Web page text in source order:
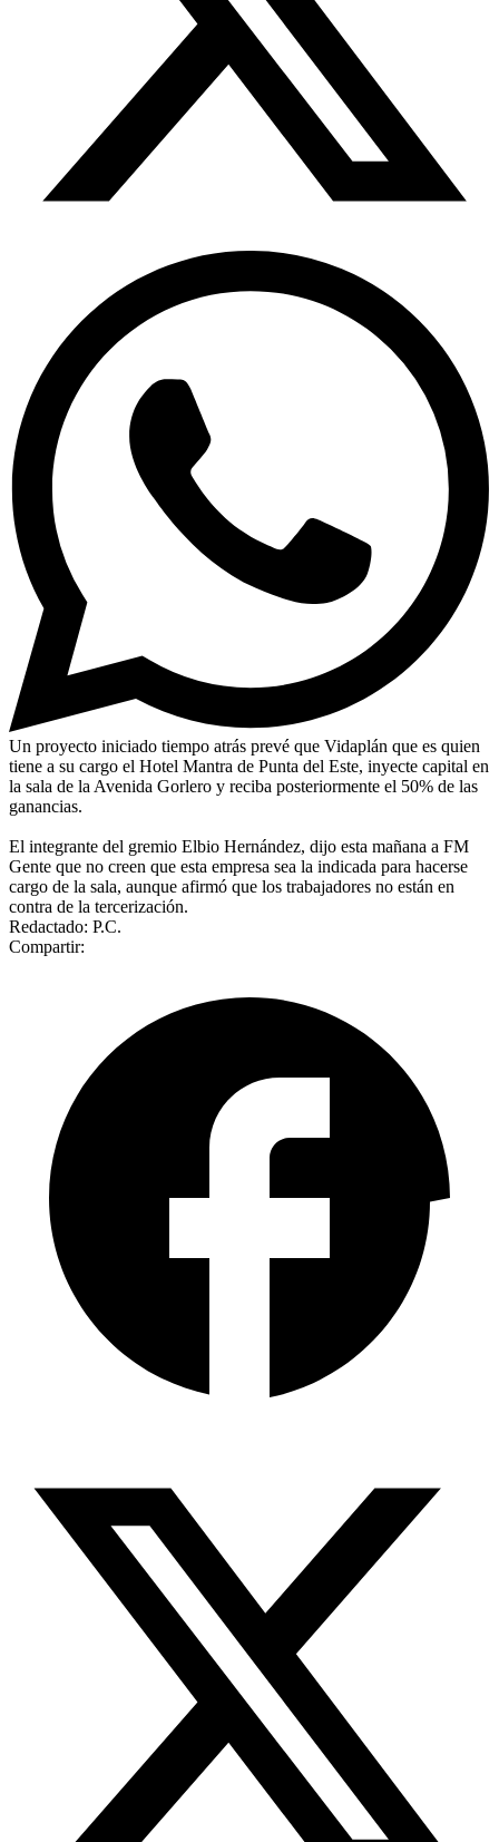
Un proyecto iniciado tiempo atrás prevé que Vidaplán que es quien
tiene a su cargo el Hotel Mantra de Punta del Este, inyecte capital en
la sala de la Avenida Gorlero y reciba posteriormente el 50% de las
ganancias.
El integrante del gremio Elbio Hernández, dijo esta mañana a FM
Gente que no creen que esta empresa sea la indicada para hacerse
cargo de la sala, aunque afirmó que los trabajadores no están en
contra de la tercerización.
Redactado: P.C.
Compartir: